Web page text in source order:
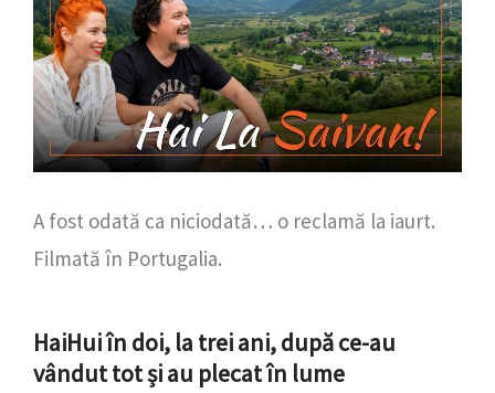
A fost odată ca niciodată… o reclamă la iaurt.
Filmată în Portugalia.
HaiHui în doi, la trei ani, după ce-au
vândut tot și au plecat în lume